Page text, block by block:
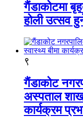
गैंडाकोटमा
होली उत्सव
९
गैंडाकोट
अस्पताल
कार्यक्रम